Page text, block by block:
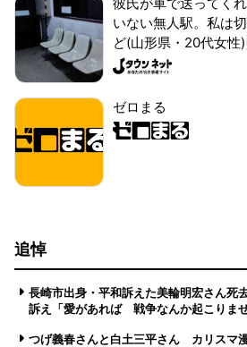
いない無人駅。私は
ど(山形県・20代女性
ゼロまる
追悼
長崎市出身・平和訴えた美輪明宏さん
訴え「愛があれば 戦争なんか起こりませ
つげ義春さんと白土三平さん カリスマ